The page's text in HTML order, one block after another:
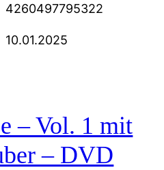
4260497795322
10.01.2025
– Vol. 1 mit
– DVD